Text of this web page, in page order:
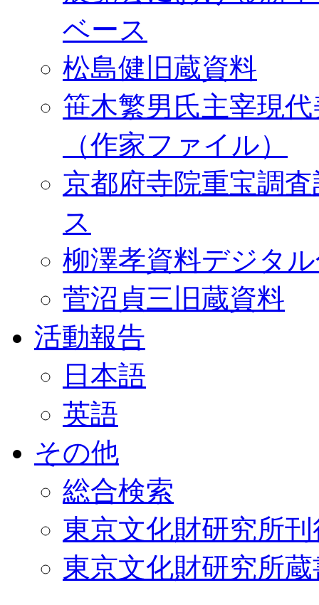
ベース
松島健旧蔵資料
笹木繁男氏主宰現
（作家ファイル）
京都府寺院重宝調
ス
柳澤孝資料デジタ
菅沼貞三旧蔵資料
活動報告
日本語
英語
その他
総合検索
東京文化財研究所
東京文化財研究所